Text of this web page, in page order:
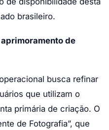
brasileiro.
de
busca refinar
que utilizam o
primária de criação. O
de Fotografia”, que